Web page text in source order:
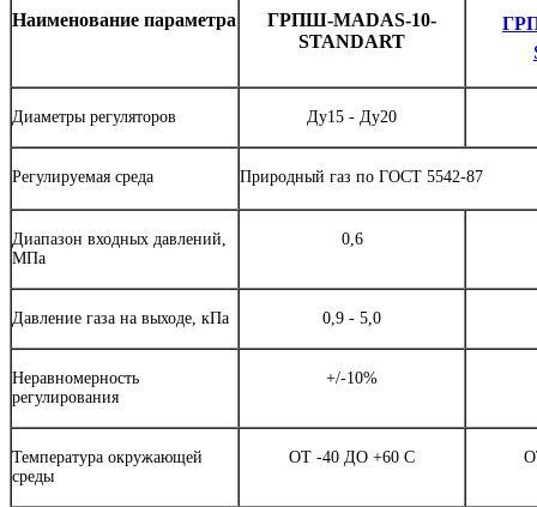
Наименование параметра ГРПШ-MADAS-10-
STANDART
Диаметры регуляторов Ду15 - Ду20
Регулируемая среда Природный газ по ГОСТ 5542-87
Диапазон входных давлений,
МПа
0,6
Давление газа на выходе, кПа 0,9 - 5,0
Неравномерность
регулирования
+/-10%
Температура окружающей
среды
ОТ -40 ДО +60 С